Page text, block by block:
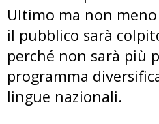
Ultimo ma non
il pubblico sarà
perché non sarà più
programma
lingue nazionali.